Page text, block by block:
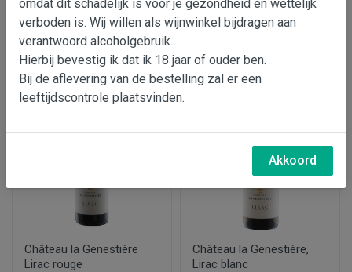
€ 31,95
In wijnmand
€ 17,75
In wijnmand
Château la Genestière
Lirac rouge
Château la Genestière,
Lirac blanc
omdat dit schadelijk is voor je gezondheid en wettelijk
verboden is. Wij willen als wijnwinkel bijdragen aan
verantwoord alcoholgebruik.
Hierbij bevestig ik dat ik 18 jaar of ouder ben.
Bij de aflevering van de bestelling zal er een
leeftijdscontrole plaatsvinden.
Akkoord